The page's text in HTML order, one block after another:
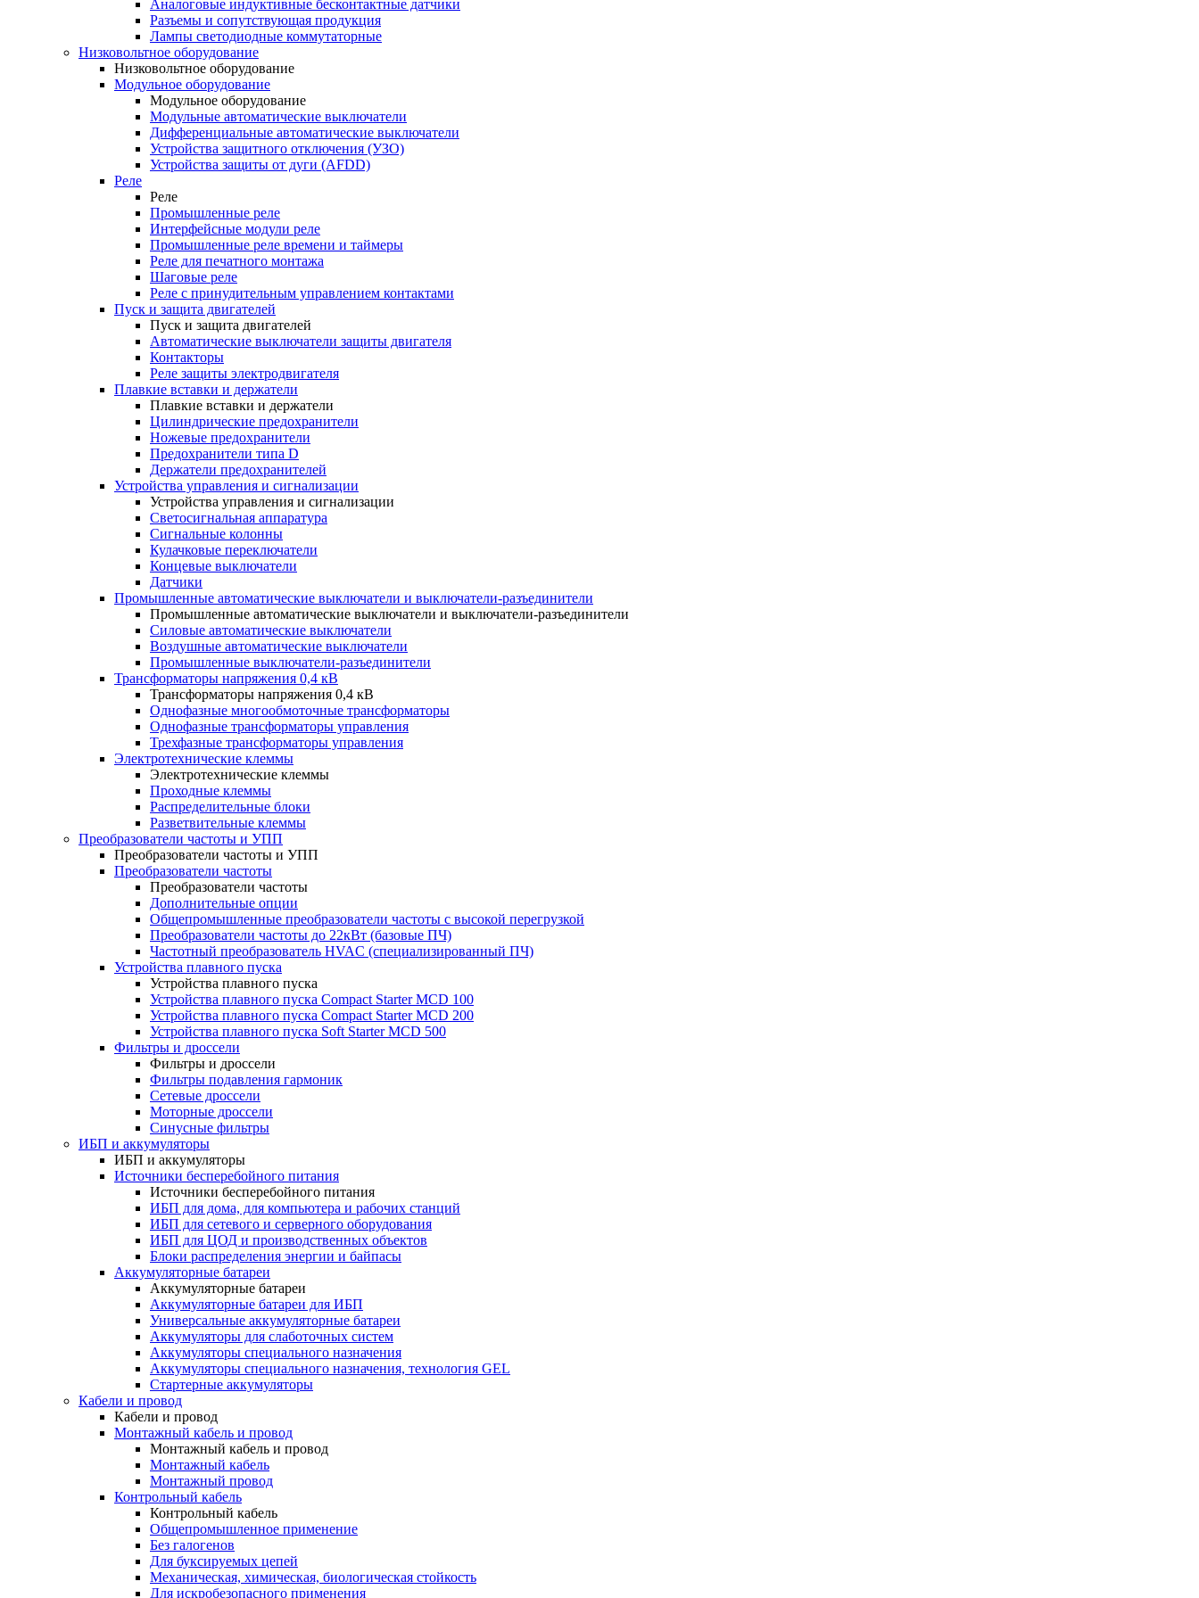
Аналоговые индуктивные бесконтактные датчики
Разъемы и сопутствующая продукция
Лампы светодиодные коммутаторные
Низковольтное оборудование
Низковольтное оборудование
Модульное оборудование
Модульное оборудование
Модульные автоматические выключатели
Дифференциальные автоматические выключатели
Устройства защитного отключения (УЗО)
Устройства защиты от дуги (AFDD)
Реле
Реле
Промышленные реле
Интерфейсные модули реле
Промышленные реле времени и таймеры
Реле для печатного монтажа
Шаговые реле
Реле с принудительным управлением контактами
Пуск и защита двигателей
Пуск и защита двигателей
Автоматические выключатели защиты двигателя
Контакторы
Реле защиты электродвигателя
Плавкие вставки и держатели
Плавкие вставки и держатели
Цилиндрические предохранители
Ножевые предохранители
Предохранители типа D
Держатели предохранителей
Устройства управления и сигнализации
Устройства управления и сигнализации
Светосигнальная аппаратура
Сигнальные колонны
Кулачковые переключатели
Концевые выключатели
Датчики
Промышленные автоматические выключатели и выключатели-разъединители
Промышленные автоматические выключатели и выключатели-разъединители
Силовые автоматические выключатели
Воздушные автоматические выключатели
Промышленные выключатели-разъединители
Трансформаторы напряжения 0,4 кВ
Трансформаторы напряжения 0,4 кВ
Однофазные многообмоточные трансформаторы
Однофазные трансформаторы управления
Трехфазные трансформаторы управления
Электротехнические клеммы
Электротехнические клеммы
Проходные клеммы
Распределительные блоки
Разветвительные клеммы
Преобразователи частоты и УПП
Преобразователи частоты и УПП
Преобразователи частоты
Преобразователи частоты
Дополнительные опции
Общепромышленные преобразователи частоты с высокой перегрузкой
Преобразователи частоты до 22кВт (базовые ПЧ)
Частотный преобразователь HVAC (специализированный ПЧ)
Устройства плавного пуска
Устройства плавного пуска
Устройства плавного пуска Compact Starter MCD 100
Устройства плавного пуска Compact Starter MCD 200
Устройства плавного пуска Soft Starter MCD 500
Фильтры и дроссели
Фильтры и дроссели
Фильтры подавления гармоник
Сетевые дроссели
Моторные дроссели
Синусные фильтры
ИБП и аккумуляторы
ИБП и аккумуляторы
Источники бесперебойного питания
Источники бесперебойного питания
ИБП для дома, для компьютера и рабочих станций
ИБП для сетевого и серверного оборудования
ИБП для ЦОД и производственных объектов
Блоки распределения энергии и байпасы
Аккумуляторные батареи
Аккумуляторные батареи
Аккумуляторные батареи для ИБП
Универсальные аккумуляторные батареи
Аккумуляторы для слаботочных систем
Аккумуляторы специального назначения
Аккумуляторы специального назначения, технология GEL
Стартерные аккумуляторы
Кабели и провод
Кабели и провод
Монтажный кабель и провод
Монтажный кабель и провод
Монтажный кабель
Монтажный провод
Контрольный кабель
Контрольный кабель
Общепромышленное применение
Без галогенов
Для буксируемых цепей
Механическая, химическая, биологическая стойкость
Для искробезопасного применения